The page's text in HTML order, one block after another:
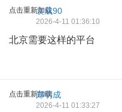
点击重新加载
袁成90
2026-4-11 01:36:10
北京需要这样的平台
点击重新加载
郑明成
2026-4-11 01:33:27